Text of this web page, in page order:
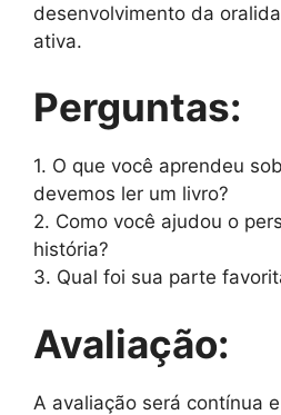
desenvolvimento da
ativa.
Perguntas:
1. O que você aprendeu
devemos ler um livro?
2. Como você ajudou o
história?
3. Qual foi sua parte
Avaliação:
A avaliação será contínua